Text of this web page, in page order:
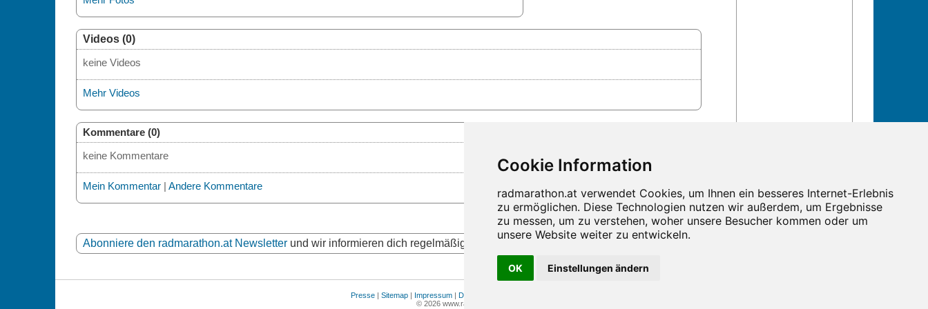
OK Einstellungen ändern
Videos (0)
keine Videos
Mehr Videos
Kommentare (0)
keine Kommentare
Mein Kommentar| Andere Kommentare
Abonniere den radmarathon.at Newsletterund wir informieren dich regelmäßig über die aktuellen Neuigkeiten und Termine!
Presse | Sitemap | Impressum | Datenschutz
© 2026 www.radmarathon.at